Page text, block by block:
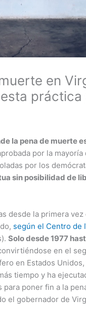
en
práctica
la pena de muerte
por la mayoría
por los
sin posibilidad de
desde la primera
según el Centro de
Solo desde 1977
en el
en Estados
tiempo y ha
poner fin a la
el gobernador de